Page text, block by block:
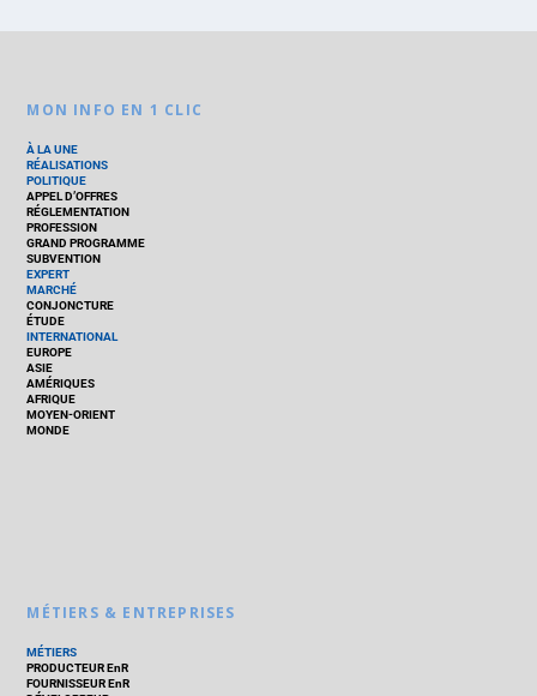
MON INFO EN 1 CLIC
À LA UNE
RÉALISATIONS
POLITIQUE
APPEL D’OFFRES
RÉGLEMENTATION
PROFESSION
GRAND PROGRAMME
SUBVENTION
EXPERT
MARCHÉ
CONJONCTURE
ÉTUDE
INTERNATIONAL
EUROPE
ASIE
AMÉRIQUES
AFRIQUE
MOYEN-ORIENT
MONDE
MÉTIERS & ENTREPRISES
MÉTIERS
PRODUCTEUR EnR
FOURNISSEUR EnR